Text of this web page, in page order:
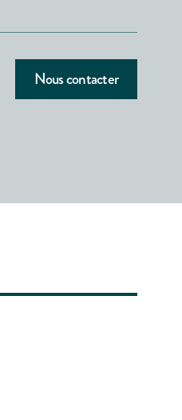
Nous contacter